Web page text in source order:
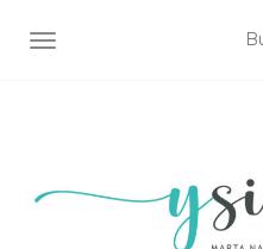
ALTERNAR NAVEGACIÓN